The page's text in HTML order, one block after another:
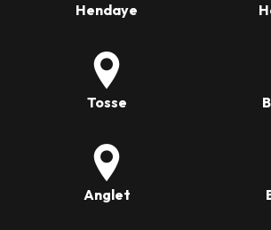
Hendaye
Tosse
Anglet